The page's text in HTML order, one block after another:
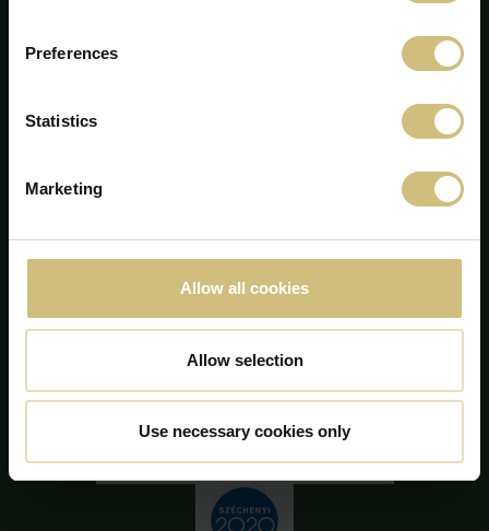
Preferences
Statistics
Marketing
Allow all cookies
Allow selection
Use necessary cookies only
+45 75 86 87 87
info@firstfarms.com
CVR-no. 28 31 25 04